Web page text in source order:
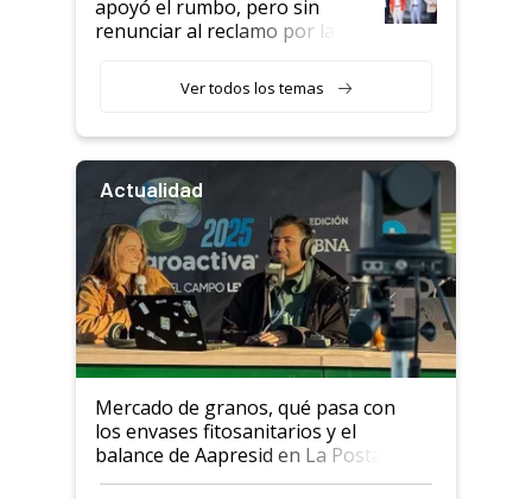
apoyó el rumbo, pero sin
renunciar al reclamo por las
Ver todos los temas
Actualidad
Mercado de granos, qué pasa con
los envases fitosanitarios y el
balance de Aapresid en La Posta